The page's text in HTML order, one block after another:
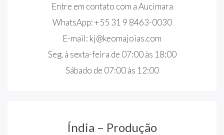
Entre em contato com a Aucimara
WhatsApp: +55 31 9 8463-0030
E-mail: kj@keomajoias.com
Seg. à sexta-feira de 07:00 às 18:00
Sábado de 07:00 às 12:00
Índia – Produção